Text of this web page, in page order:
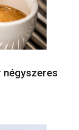
négyszeres